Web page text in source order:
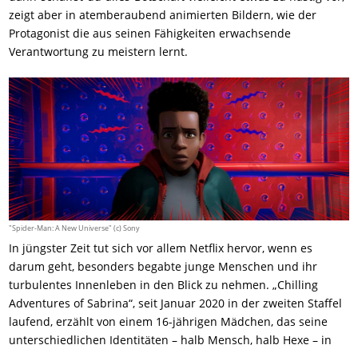
zeigt aber in atemberaubend animierten Bildern, wie der
Protagonist die aus seinen Fähigkeiten erwachsende
Verantwortung zu meistern lernt.
"Spider-Man: A New Universe" (c) Sony
In jüngster Zeit tut sich vor allem Netflix hervor, wenn es
darum geht, besonders begabte junge Menschen und ihr
turbulentes Innenleben in den Blick zu nehmen. „Chilling
Adventures of Sabrina“, seit Januar 2020 in der zweiten Staffel
laufend, erzählt von einem 16-jährigen Mädchen, das seine
unterschiedlichen Identitäten – halb Mensch, halb Hexe – in